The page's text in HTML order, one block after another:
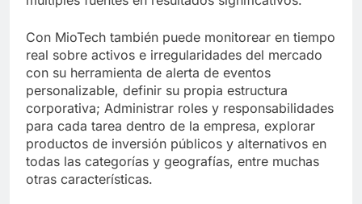
Con MioTech también puede monitorear en tiempo
real sobre activos e irregularidades del mercado
con su herramienta de alerta de eventos
personalizable, definir su propia estructura
corporativa; Administrar roles y responsabilidades
para cada tarea dentro de la empresa, explorar
productos de inversión públicos y alternativos en
todas las categorías y geografías, entre muchas
otras características.